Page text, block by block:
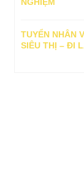
TUYỂN NHÂN
SIÊU THỊ – ĐI